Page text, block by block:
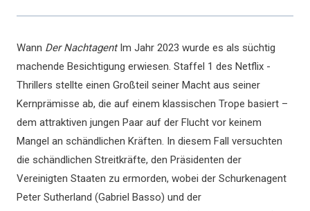
Wann Der NachtagentIm Jahr 2023 wurde es als süchtig
machende Besichtigung erwiesen. Staffel 1 des Netflix -
Thrillers stellte einen Großteil seiner Macht aus seiner
Kernprämisse ab, die auf einem klassischen Trope basiert –
dem attraktiven jungen Paar auf der Flucht vor keinem
Mangel an schändlichen Kräften. In diesem Fall versuchten
die schändlichen Streitkräfte, den Präsidenten der
Vereinigten Staaten zu ermorden, wobei der Schurkenagent
Peter Sutherland (Gabriel Basso) und der